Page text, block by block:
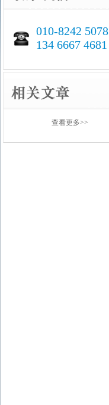
010-8242 5078
134 6667 4681
查看更多>>